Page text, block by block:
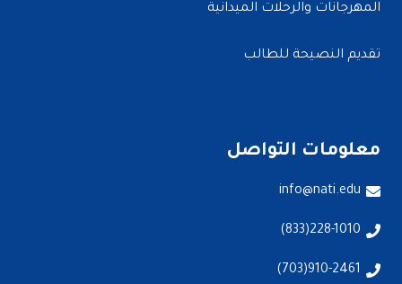
المهرجانات والرحلات الميدانية
تقديم النصيحة للطالب
معلومات التواصل
info@nati.edu
228-1010(833)
910-2461(703)